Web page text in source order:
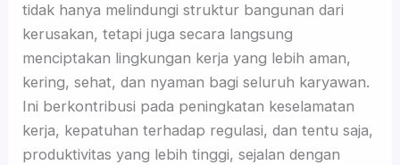
tidak hanya melindungi struktur bangunan dari
kerusakan, tetapi juga secara langsung
menciptakan lingkungan kerja yang lebih aman,
kering, sehat, dan nyaman bagi seluruh karyawan.
Ini berkontribusi pada peningkatan keselamatan
kerja, kepatuhan terhadap regulasi, dan tentu saja,
produktivitas yang lebih tinggi, sejalan dengan